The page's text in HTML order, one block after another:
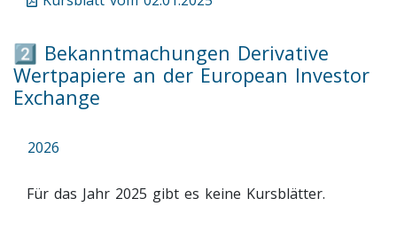
2️⃣ Bekanntmachungen Derivative
Wertpapiere an der European Investor
Exchange
2026
Für das Jahr 2025 gibt es keine Kursblätter.